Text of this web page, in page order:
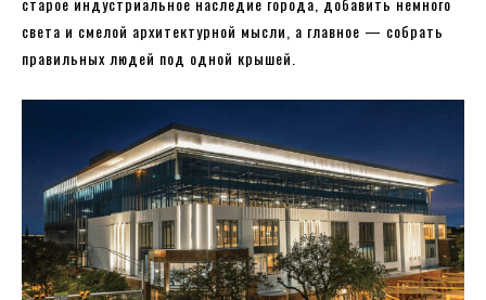
света и смелой архитектурной мысли, а главное — собрать
правильных людей под одной крышей.